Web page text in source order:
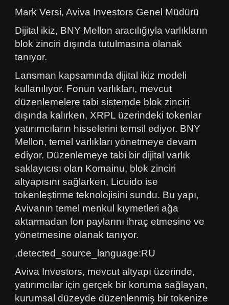
Mark Versi, Aviva Investors Genel Müdürü
Dijital ikiz, BNY Mellon aracılığıyla varlıkların
blok zinciri dışında tutulmasına olanak
tanıyor.
Lansman kapsamında dijital ikiz modeli
kullanılıyor. Fonun varlıkları, mevcut
düzenlemelere tabi sistemde blok zinciri
dışında kalırken, XRPL üzerindeki tokenlar
yatırımcıların hisselerini temsil ediyor. BNY
Mellon, temel varlıkları yönetmeye devam
ediyor. Düzenlemeye tabi bir dijital varlık
saklayıcısı olan Komainu, blok zinciri
altyapısını sağlarken, Licuido ise
tokenleştirme teknolojisini sundu. Bu yapı,
Avivanın temel menkul kıymetleri ağa
aktarmadan fon paylarını ihraç etmesine ve
yönetmesine olanak tanıyor.
,detected_source_language:RU
Aviva Investors, mevcut altyapı üzerinde,
yatırımcılar için gerçek bir koruma sağlayan,
kurumsal düzeyde düzenlenmiş bir tokenize